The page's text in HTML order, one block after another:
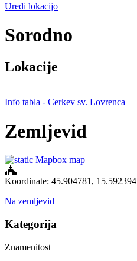
Uredi lokacijo
Sorodno
Lokacije
Info tabla - Cerkev sv. Lovrenca
Zemljevid
Koordinate: 45.904781, 15.592394
Na zemljevid
Kategorija
Znamenitost